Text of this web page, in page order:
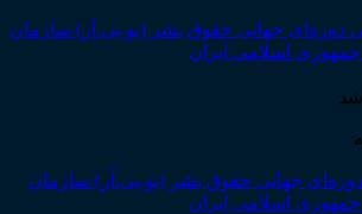
جهانی حقوق بشر (یو.پی.آر) سازمان
اسلامی ایران